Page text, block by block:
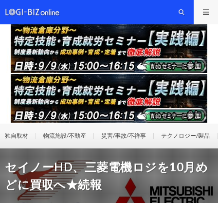
独自取材 物流施設/不動産 災害/事故/不祥事 テクノロジー/製品
セイノーHD、三菱電機ロジを10月め
どに買収へ★続報